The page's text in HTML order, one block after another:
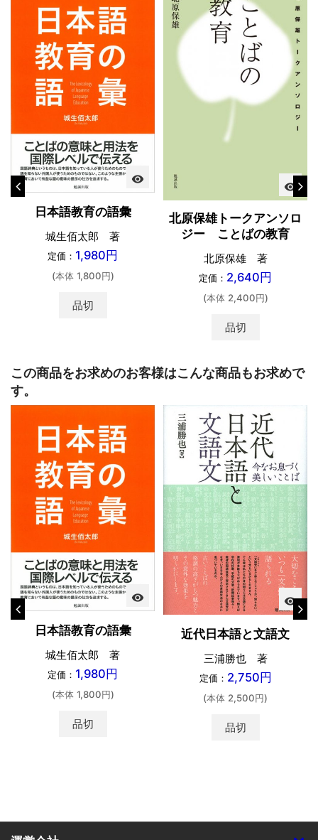
visibility
日本語教育の語彙
城生佰太郎 著
定価： 1,980円
(本体 1,800円)
品切
visibility
北原保雄トークアンソロ
ジー ことばの教育
北原保雄 著
定価： 2,640円
(本体 2,400円)
品切
この商品をお求めのお客様はこんな商品もお求めで
す。
visibility
日本語教育の語彙
城生佰太郎 著
定価： 1,980円
(本体 1,800円)
品切
visibility
近代日本語と文語文
三浦勝也 著
定価： 2,750円
(本体 2,500円)
品切